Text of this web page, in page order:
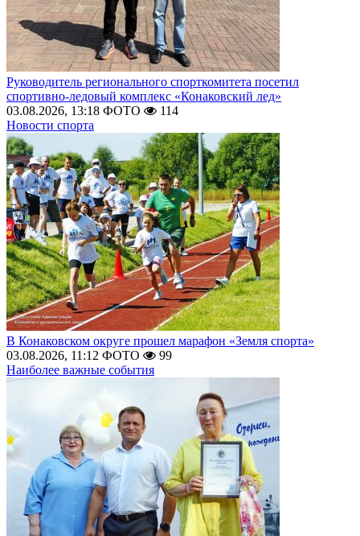
Руководитель регионального спорткомитета посетил
спортивно-ледовый комплекс «Конаковский лед»
03.08.2026, 13:18 ФОТО
114
Новости спорта
В Конаковском округе прошел марафон «Земля спорта»
03.08.2026, 11:12 ФОТО
99
Наиболее важные события